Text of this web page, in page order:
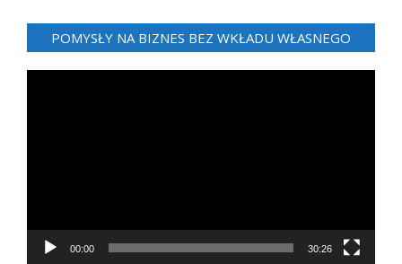
POMYSŁY NA BIZNES BEZ WKŁADU WŁASNEGO
00:00 30:26